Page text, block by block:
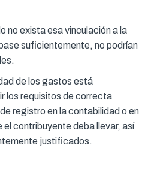
no exista esa vinculación a la
suficientemente, no podrían
de los gastos está
los requisitos de correcta
registro en la contabilidad o en
el contribuyente deba llevar, así
justificados.